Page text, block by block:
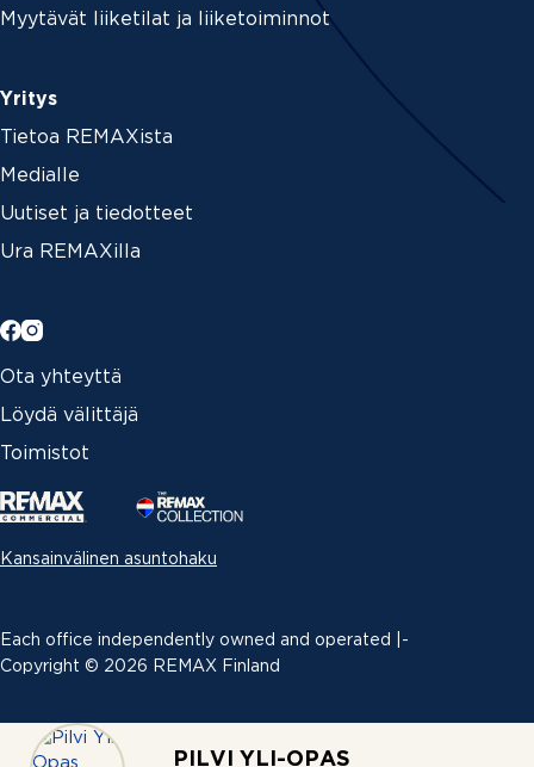
PILVI YLI-OPAS
Myytävät liiketilat ja liiketoiminnot
Yritys
Tietoa REMAXista
Medialle
Uutiset ja tiedotteet
Ura REMAXilla
Ota yhteyttä
Löydä välittäjä
Toimistot
Kansainvälinen asuntohaku
Each office independently owned and operated |­
Copyright © 2026 REMAX Finland
Erimielisyyksien ratkaiseminen |